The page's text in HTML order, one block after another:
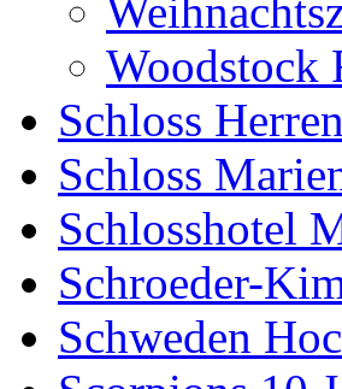
Woodstock
Schloss
Schloss
Schlosshotel
Schroeder-
Schweden